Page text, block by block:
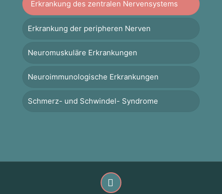
Erkrankung des zentralen Nervensystems
Erkrankung der peripheren Nerven
Neuromuskuläre Erkrankungen
Neuroimmunologische Erkrankungen
Schmerz- und Schwindel- Syndrome